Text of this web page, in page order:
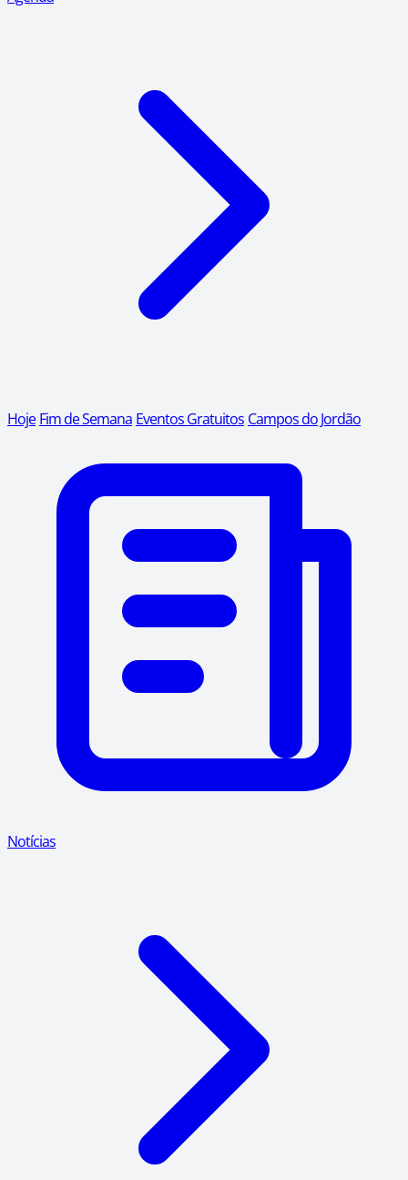
Hoje Fim de Semana Eventos Gratuitos Campos do Jordão
Notícias